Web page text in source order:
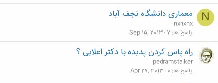
N معماری دانشگاه نجف آباد
nxnxnx
پاسخ ها 7
Sep 15, 2013
راه پاس کردن پدیده با دکتر اعلایی ؟
pedramstalker
پاسخ ها 0
Apr 27, 2013